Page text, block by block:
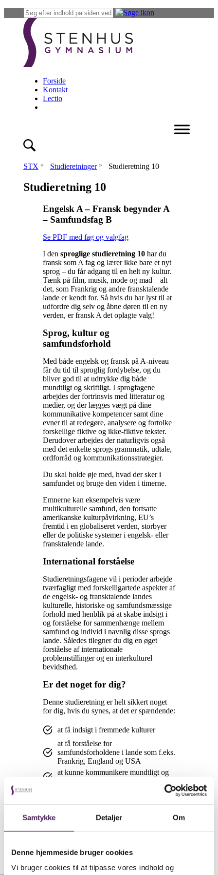
Samtykke Detaljer Om
Denne hjemmeside bruger cookies
Vi bruger cookies til at tilpasse vores indhold og
Forside
Kontakt
Lectio
STX » Studieretninger » Studieretning 10
Studieretning 10
Engelsk A – Fransk begynder A
– Samfundsfag B
Se PDF med fag og valgfag
I den sproglige studieretning 10 har du
fransk som A fag og lærer ikke bare et nyt
sprog – du får adgang til en helt ny kultur.
Tænk på film, musik, mode og mad – alt
det, som Frankrig og andre fransktalende
lande er kendt for. Så hvis du har lyst til at
udfordre dig selv og åbne døren til en ny
verden, er fransk A det oplagte valg!
Sprog, kultur og
samfundsforhold
Med både engelsk og fransk på A-niveau
får du tid til sproglig fordybelse, og du
bliver god til at udtrykke dig både
mundtligt og skriftligt. I sprogfagene
arbejdes der fortrinsvis med litteratur og
medier, og der lægges vægt på dine
kommunikative kompetencer samt dine
evner til at redegøre, analysere og fortolke
forskellige fiktive og ikke-fiktive tekster.
Derudover arbejdes der naturligvis også
med det enkelte sprogs grammatik, udtale,
ordforråd og kommunikationsstrategier.
Du skal holde øje med, hvad der sker i
samfundet og bruge den viden i timerne.
Emnerne kan eksempelvis være
multikulturelle samfund, den fortsatte
amerikanske kulturpåvirkning, EU’s
fremtid i en globaliseret verden, storbyer
eller de politiske systemer i engelsk- eller
fransktalende lande.
International forståelse
Studieretningsfagene vil i perioder arbejde
tværfagligt med forskelligartede aspekter af
de engelsk- og fransktalende landes
kulturelle, historiske og samfundsmæssige
forhold med henblik på at skabe indsigt i
og forståelse for sammenhænge mellem
samfund og individ i navnlig disse sprogs
lande. Således tilegner du dig en øget
forståelse af internationale
problemstillinger og en interkulturel
bevidsthed.
Er det noget for dig?
Denne studieretning er helt sikkert noget
for dig, hvis du synes, at det er spændende:
at få indsigt i fremmede kulturer
at få forståelse for
samfundsforholdene i lande som f.eks.
Frankrig, England og USA
at kunne kommunikere mundtligt og